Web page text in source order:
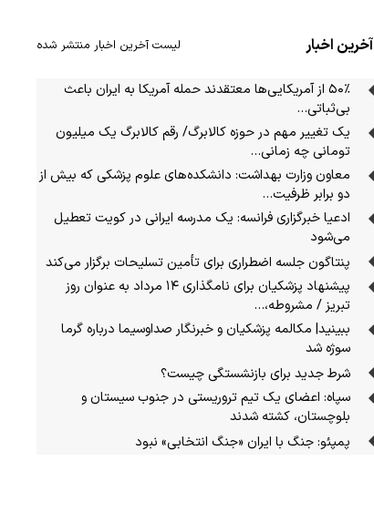
آخرین اخبار لیست آخرین اخبار منتشر شده
۵۰٪ از آمریکایی‌ها معتقدند حمله آمریکا به ایران باعث
بی‌ثباتی…
یک تغییر مهم در حوزه کالابرگ/ رقم کالابرگ یک میلیون
تومانی چه زمانی…
معاون وزارت بهداشت: دانشکده‌های علوم پزشکی که بیش از
دو برابر ظرفیت…
ادعیا خبرگزاری فرانسه: یک مدرسه ایرانی در کویت تعطیل
می‌شود
پنتاگون جلسه اضطراری برای تأمین تسلیحات برگزار می‌کند
پیشنهاد پزشکیان برای نامگذاری ۱۴ مرداد به عنوان روز
تبریز / مشروطه،…
ببینید| مکالمه پزشکیان و خبرنگار صداوسیما درباره گرما
سوژه شد
شرط جدید برای بازنشستگی چیست؟
سپاه: اعضای یک تیم تروریستی در جنوب سیستان و
بلوچستان، کشته شدند
پمپئو: جنگ با ایران «جنگ انتخابی» نبود